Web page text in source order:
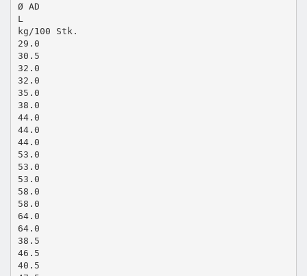
Ø AD
L
kg/100 Stk.
29.0
30.5
32.0
32.0
35.0
38.0
44.0
44.0
44.0
53.0
53.0
53.0
58.0
58.0
64.0
64.0
38.5
46.5
40.5